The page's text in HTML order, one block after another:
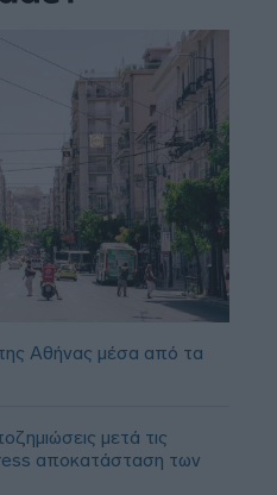
Αθήνας μέσα από τα
μετά τις
αποκατάσταση των